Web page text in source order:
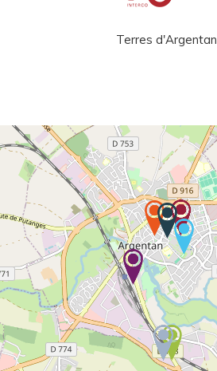
Terres d'Argentan